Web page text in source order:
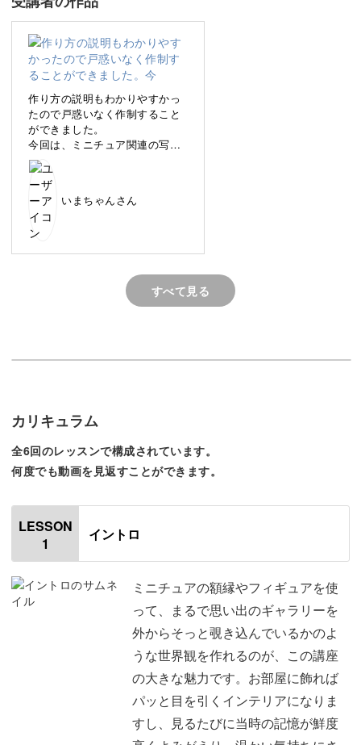
スマホにある写真が “飾って眺めたくなる作品” に変身しま
す♪
思い出のギャラリーを外からそっと覗き込んでいるかのよ
うな世界観を作れるのが、大きな魅力。
見るたびに当時の記憶が鮮度高くよみがえり、温かい気持
手のひらにのるほどの小さな額縁に写真を入れて、まとめ
て飾ることができるんです♪
おしゃれな額縁は、キットで5種類ご用意しています。
四角や丸、ハートなど、小さいながらも本格的な額縁のデ
アンティーク調のフレームに写真を入れると、何気ない瞬
作り方の説明もわかりやすかっ
たので戸惑いなく作制すること
ができました。
今回は、ミニチュア関連の写真
を使ってみましたがいろいろア
レンジができそう♪
いまちゃんさん
すべて見る
カリキュラム
全6回のレッスンで構成されています。
何度でも動画を見返すことができます。
LESSON
1
イントロ
ミニチュアの額縁やフィギュアを使
って、まるで思い出のギャラリーを
外からそっと覗き込んでいるかのよ
うな世界観を作れるのが、この講座
の大きな魅力です。お部屋に飾れば
パッと目を引くインテリアになりま
すし、見るたびに当時の記憶が鮮度